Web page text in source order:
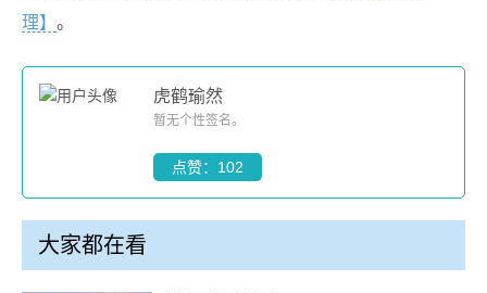
理】 。
虎鹤瑜然
暂无个性签名。
点赞：102
大家都在看